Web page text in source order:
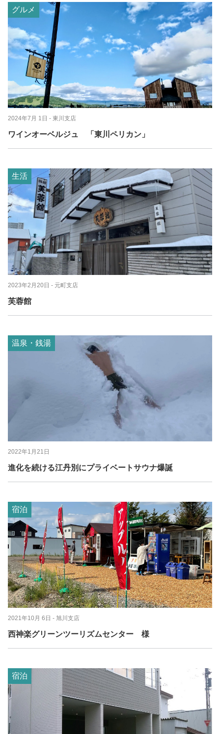
グルメ
2024年7月 1日 - 東川支店
ワインオーベルジュ 「東川ペリカン」
生活
2023年2月20日 - 元町支店
芙蓉館
温泉・銭湯
2022年1月21日
進化を続ける江丹別にプライベートサウナ爆誕
宿泊
2021年10月 6日 - 旭川支店
西神楽グリーンツーリズムセンター 様
宿泊